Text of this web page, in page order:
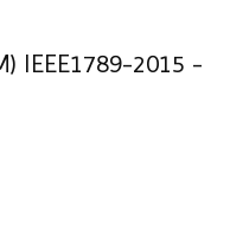
IEEE1789-2015 -